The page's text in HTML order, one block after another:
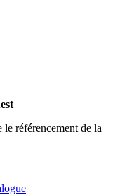
référencement de la